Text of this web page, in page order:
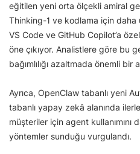
eğitilen yeni orta ölçekli amiral
Thinking-1 ve kodlama için
VS Code ve GitHub Copilot’a
öne çıkıyor. Analistlere göre bu
bağımlılığı azaltmada önemli bir
Ayrıca, OpenClaw tabanlı yeni
tabanlı yapay zekâ alanında
müşteriler için agent
yöntemler sunduğu vurgulandı.